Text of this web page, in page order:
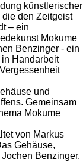
künstlerischer
die den Zeitgeist
– ein
Mokume
Benzinger - ein
Handarbeit
und
Gemeinsam
Mokume
von Markus
Gehäuse,
Benzinger.